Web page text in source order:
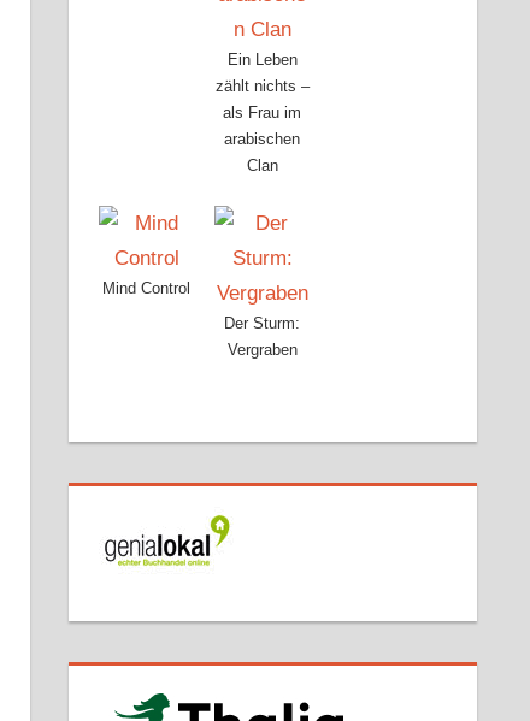
Ein Leben
zählt nichts –
als Frau im
arabischen
Clan
Mind Control
Der Sturm:
Vergraben